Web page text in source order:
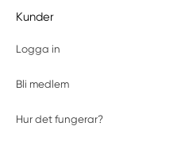
Kunder
Logga in
Bli medlem
Hur det fungerar?